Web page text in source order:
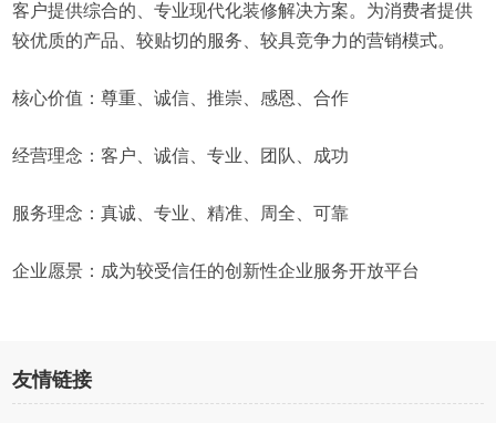
客户提供综合的、专业现代化装修解决方案。为消费者提供
较优质的产品、较贴切的服务、较具竞争力的营销模式。
核心价值：尊重、诚信、推崇、感恩、合作
经营理念：客户、诚信、专业、团队、成功
服务理念：真诚、专业、精准、周全、可靠
企业愿景：成为较受信任的创新性企业服务开放平台
友情链接